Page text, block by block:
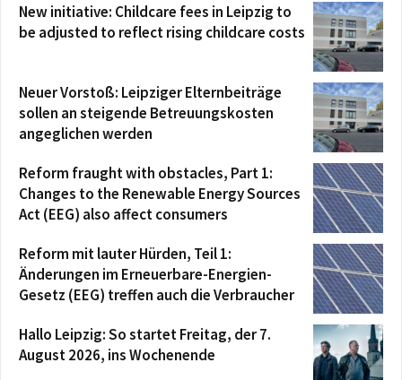
New initiative: Childcare fees in Leipzig to
be adjusted to reflect rising childcare costs
Neuer Vorstoß: Leipziger Elternbeiträge
sollen an steigende Betreuungskosten
angeglichen werden
Reform fraught with obstacles, Part 1:
Changes to the Renewable Energy Sources
Act (EEG) also affect consumers
Reform mit lauter Hürden, Teil 1:
Änderungen im Erneuerbare-Energien-
Gesetz (EEG) treffen auch die Verbraucher
Hallo Leipzig: So startet Freitag, der 7.
August 2026, ins Wochenende